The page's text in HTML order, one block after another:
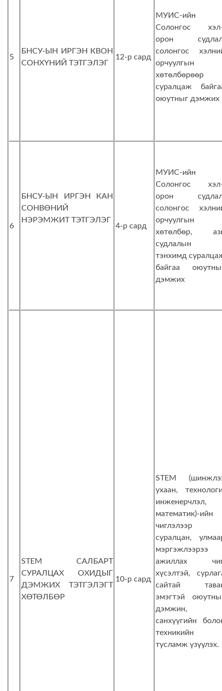
5
БНСУ-ЫН ИРГЭН КВОН
СОНХҮНИЙ ТЭТГЭЛЭГ
12-р сард
МУИС-ийн
Солонгос
орон
солонгос
орчуулгын
хөтөлбөрөөр
суралцаж
оюутныг дэмжих
6
БНСУ-ЫН ИРГЭН КАН
СОНВӨНИЙ
НЭРЭМЖИТ ТЭТГЭЛЭГ
4-р сард
МУИС-ийн
Солонгос
орон
солонгос
орчуулгын
хөтөлбөр,
судлалын
тэнхимд
байгаа
дэмжих
7
STEM САЛБАРТ
СУРАЛЦАХ ОХИДЫГ
ДЭМЖИХ ТЭТГЭЛЭГТ
ХӨТӨЛБӨР
10-р сард
STEM
ухаан,
инженерчлэл,
математик)-ийн
чиглэлээр
суралцан,
мэргэжлээрээ
ажиллах
хүсэлтэй,
сайтай
эмэгтэй
дэмжин,
санхүүгийн
техникийн
тусламж үзүүлэх.